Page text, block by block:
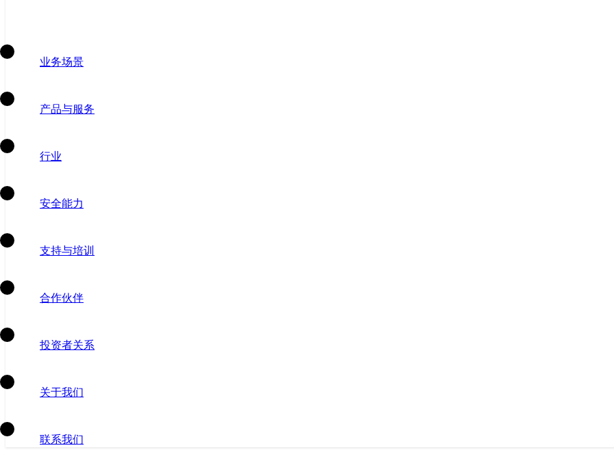
业务场景
产品与服务
行业
安全能力
支持与培训
合作伙伴
投资者关系
关于我们
联系我们